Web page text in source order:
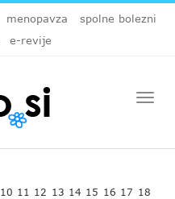
menopavza
spolne bolezni
e-revije
10 11 12 13 14 15 16 17 18